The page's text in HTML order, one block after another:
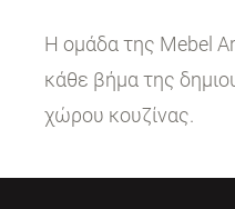
Η ομάδα της Mebel
κάθε βήμα της
χώρου κουζίνας.